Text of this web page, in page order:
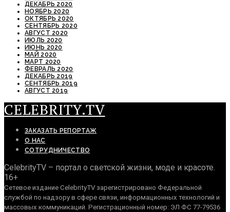
ДЕКАБРЬ 2020
НОЯБРЬ 2020
ОКТЯБРЬ 2020
СЕНТЯБРЬ 2020
АВГУСТ 2020
ИЮЛЬ 2020
ИЮНЬ 2020
МАЙ 2020
МАРТ 2020
ФЕВРАЛЬ 2020
ДЕКАБРЬ 2019
СЕНТЯБРЬ 2019
АВГУСТ 2019
CELEBRITY.TV
ЗАКАЗАТЬ РЕПОРТАЖ
О НАС
СОТРУДНИЧЕСТВО
CelebrityTV – портал о светской жизни, моде и красоте.
16+
Сетевое издание CelebrityTV зарегистрировано Федеральной
службой по надзору в сфере связи, информационных технологий и
массовых коммуникаций. Регистрационный номер: ЭЛ ФС 77-79536